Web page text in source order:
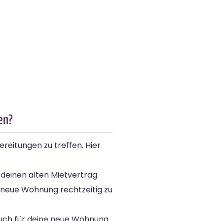
zu treffen. Hier
alten Mietvertrag
Wohnung rechtzeitig zu